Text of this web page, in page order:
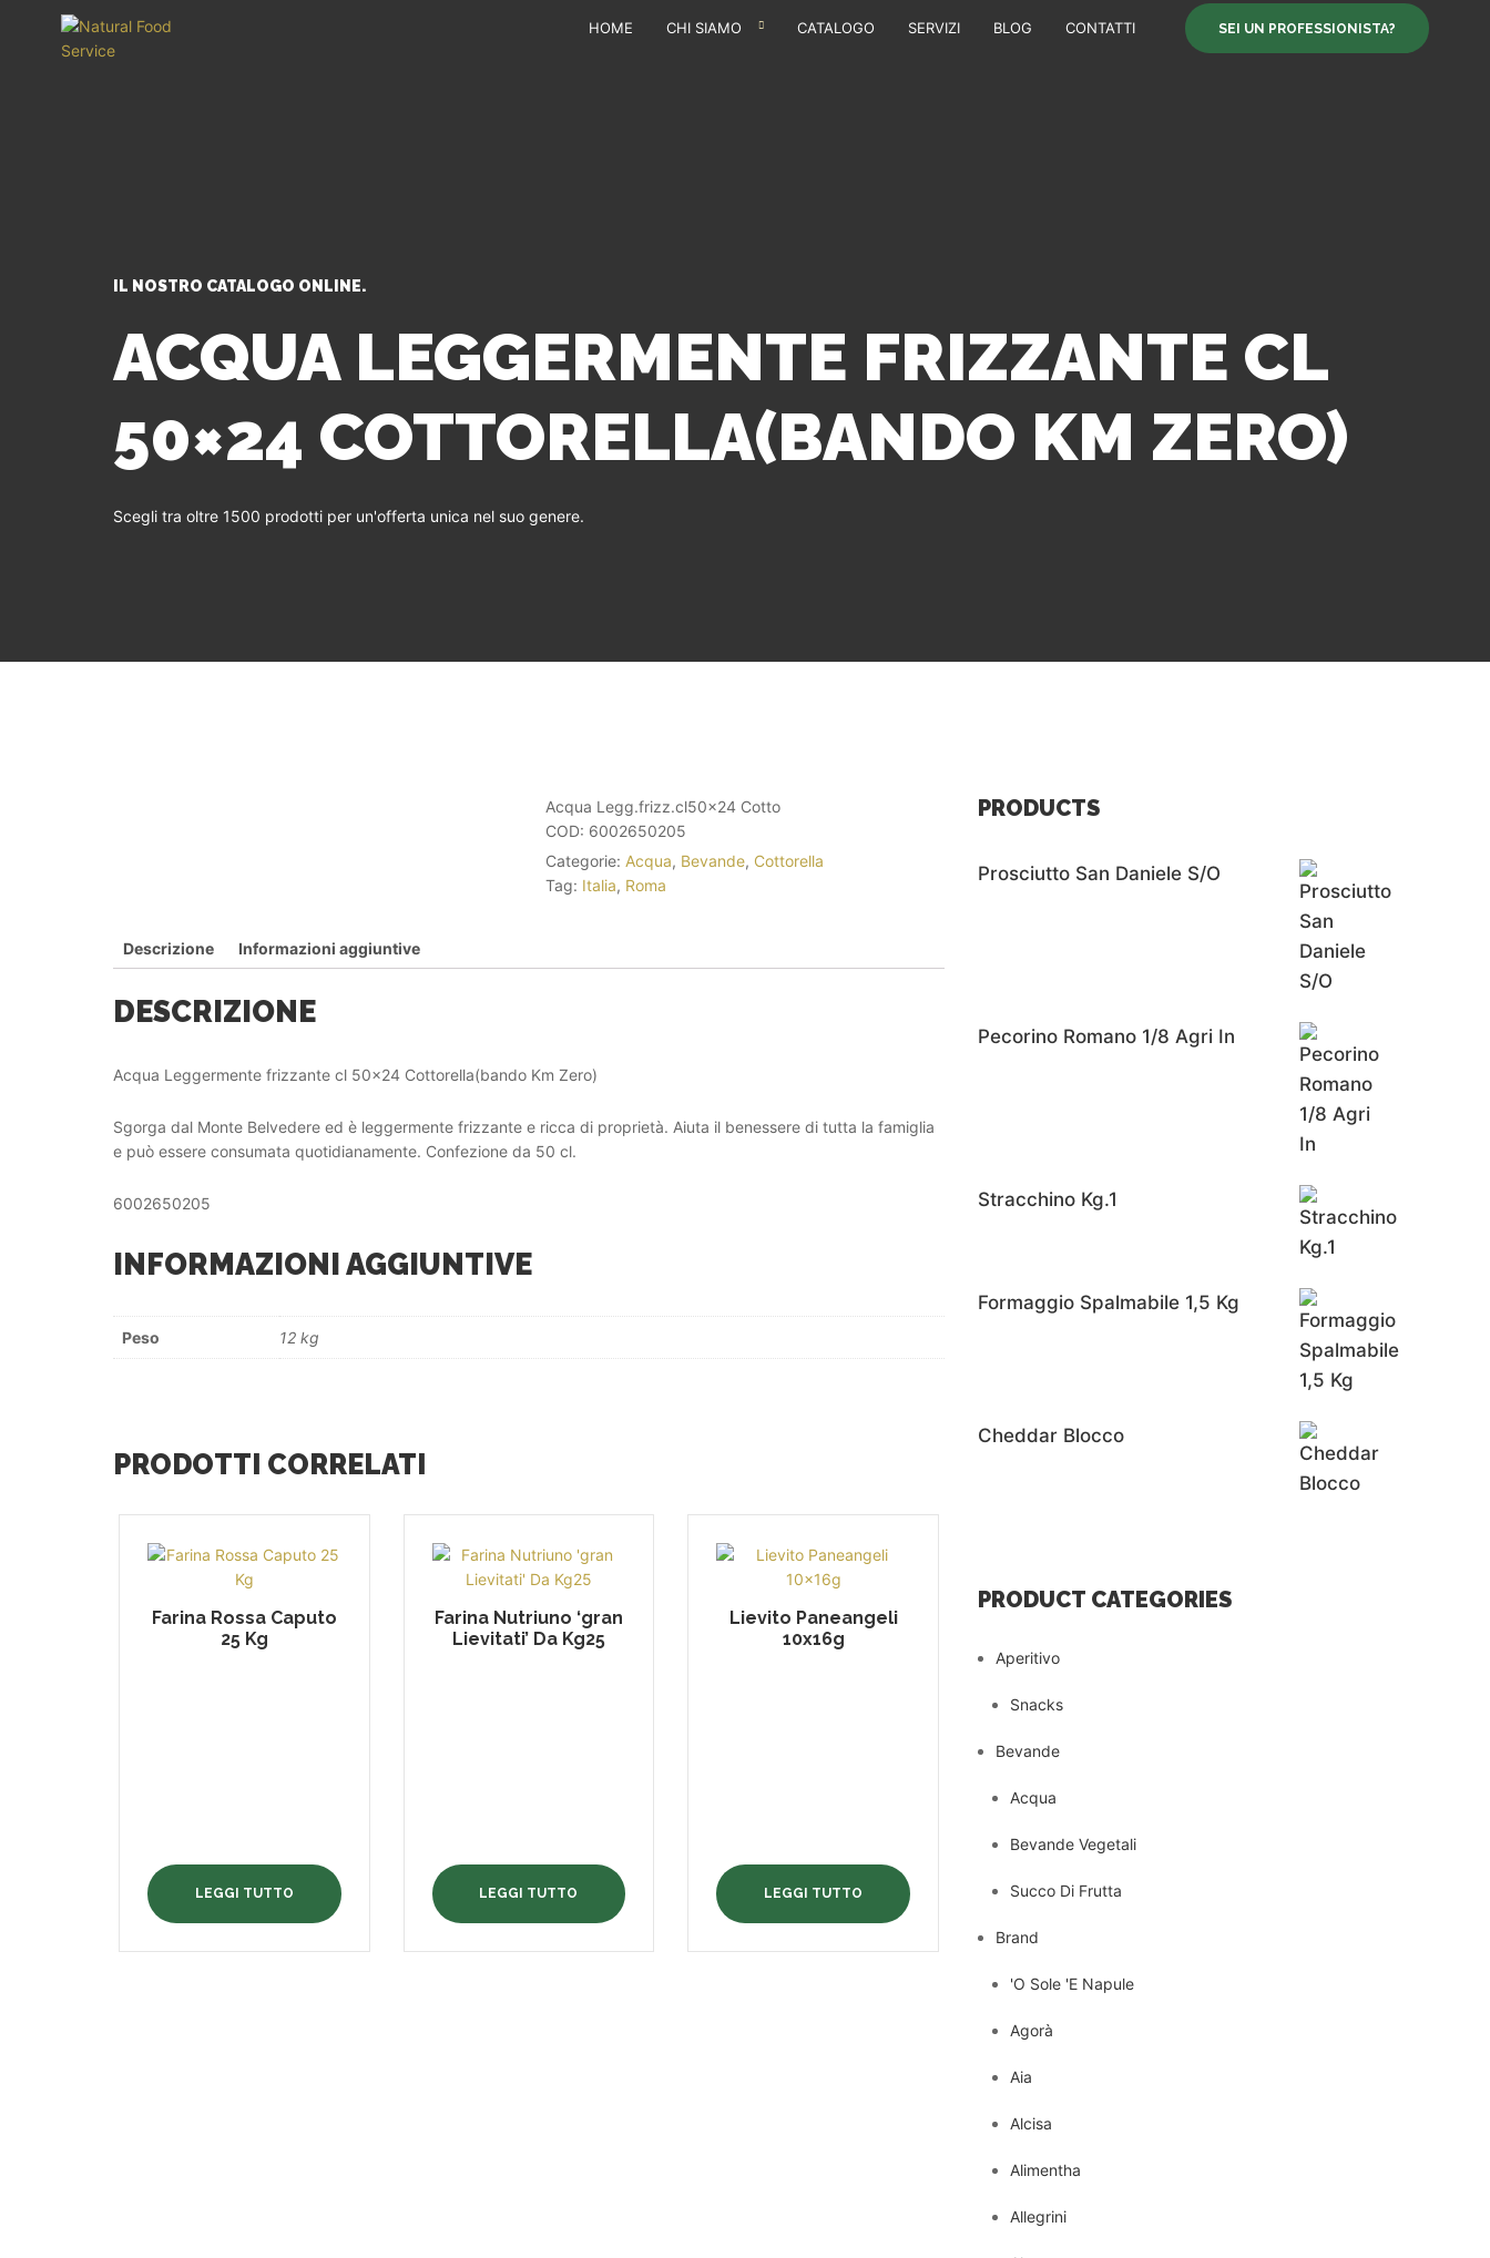
HOME CHI SIAMO CATALOGO SERVIZI BLOG CONTATTI SEI UN PROFESSIONISTA?
IL NOSTRO CATALOGO ONLINE.
ACQUA LEGGERMENTE FRIZZANTE CL
50×24 COTTORELLA(BANDO KM ZERO)
Scegli tra oltre 1500 prodotti per un'offerta unica nel suo genere.
Acqua Legg.frizz.cl50x24 Cotto
COD: 6002650205
Categorie: Acqua, Bevande, Cottorella
Tag: Italia, Roma
Descrizione Informazioni aggiuntive
DESCRIZIONE
Acqua Leggermente frizzante cl 50×24 Cottorella(bando Km Zero)
Sgorga dal Monte Belvedere ed è leggermente frizzante e ricca di proprietà. Aiuta il benessere di tutta la famiglia
e può essere consumata quotidianamente. Confezione da 50 cl.
6002650205
INFORMAZIONI AGGIUNTIVE
Peso 12 kg
PRODOTTI CORRELATI
Farina Rossa Caputo
25 Kg
LEGGI TUTTO
Farina Nutriuno ‘gran
Lievitati’ Da Kg25
LEGGI TUTTO
Lievito Paneangeli
10x16g
LEGGI TUTTO
PRODUCTS
Prosciutto San Daniele S/o
Pecorino Romano 1/8 Agri In
Stracchino Kg.1
Formaggio Spalmabile 1,5 Kg
Cheddar Blocco
PRODUCT CATEGORIES
Aperitivo
Snacks
Bevande
Acqua
Bevande Vegetali
Succo Di Frutta
Brand
'O Sole 'E Napule
Agorà
Aia
Alcisa
Alimentha
Allegrini